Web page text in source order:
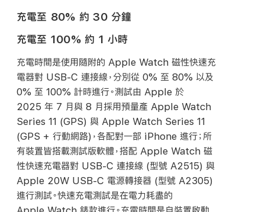
充電至 80% 約 30 分鐘
充電至 100% 約 1 小時
充電時間是使用隨附的 Apple Watch 磁性快速充
電器對 USB-C 連接線，分別從 0% 至 80% 以及
0% 至 100% 計時進行。測試由 Apple 於
2025 年 7 月與 8 月採用預量產 Apple Watch
Series 11 (GPS) 與 Apple Watch Series 11
(GPS + 行動網路)，各配對一部 iPhone 進行；所
有裝置皆搭載測試版軟體，搭配 Apple Watch 磁
性快速充電器對 USB-C 連接線 (型號 A2515) 與
Apple 20W USB-C 電源轉接器 (型號 A2305)
進行測試。快速充電測試是在電力耗盡的
Apple Watch 錶款進行。充電時間是自裝置啟動